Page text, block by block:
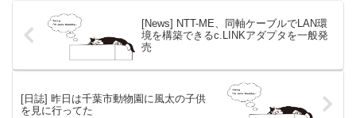
[News] NTT-ME、同軸ケーブルでLAN環
境を構築できるc.LINKアダプタを一般発
売
[日誌] 昨日は千葉市動物園に風太の子供
を見に行ってた